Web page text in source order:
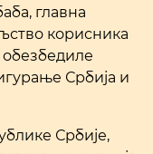
главна
корисника
обезбедиле
Србија и
Србије,